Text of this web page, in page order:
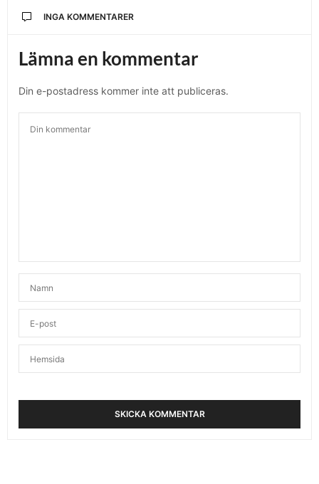
INGA KOMMENTARER
Lämna en kommentar
Din e-postadress kommer inte att publiceras.